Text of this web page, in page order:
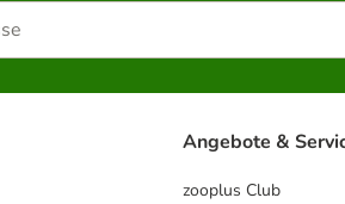
Angebote &
zooplus Club